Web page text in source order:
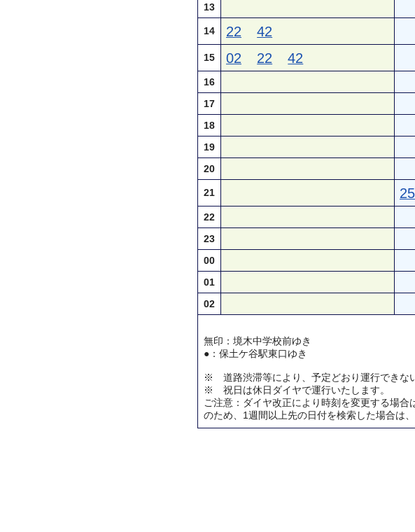
13
14 22 42
15 02 22 42
16
17
18
19
20
21 25
22
23
00
01
02
無印：境木中学校前ゆき
●：保土ケ谷駅東口ゆき
※ 道路渋滞等により、予定どおり運行できな
※ 祝日は休日ダイヤで運行いたします。
ご注意：ダイヤ改正により時刻を変更する場
のため、1週間以上先の日付を検索した場合は